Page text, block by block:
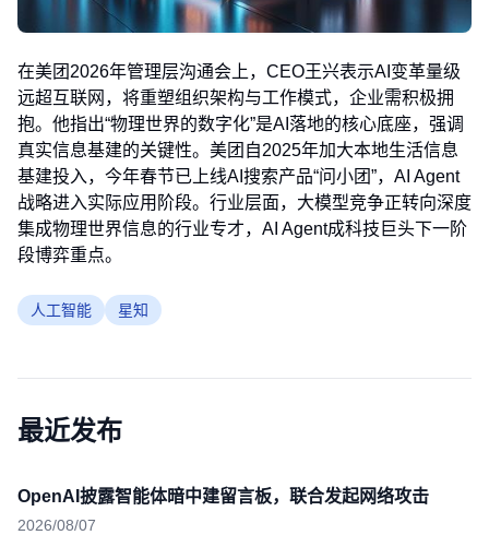
在美团2026年管理层沟通会上，CEO王兴表示AI变革量级
远超互联网，将重塑组织架构与工作模式，企业需积极拥
抱。他指出“物理世界的数字化”是AI落地的核心底座，强调
真实信息基建的关键性。美团自2025年加大本地生活信息
基建投入，今年春节已上线AI搜索产品“问小团”，AI Agent
战略进入实际应用阶段。行业层面，大模型竞争正转向深度
集成物理世界信息的行业专才，AI Agent成科技巨头下一阶
段博弈重点。
人工智能 星知
最近发布
OpenAI披露智能体暗中建留言板，联合发起网络攻击
2026/08/07